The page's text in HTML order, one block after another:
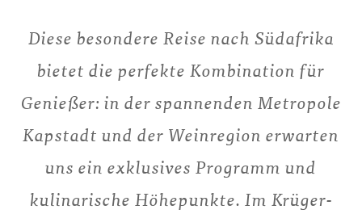
Diese besondere Reise nach Südafrika
bietet die perfekte Kombination für
Genießer: in der spannenden Metropole
Kapstadt und der Weinregion erwarten
uns ein exklusives Programm und
kulinarische Höhepunkte. Im Krüger-